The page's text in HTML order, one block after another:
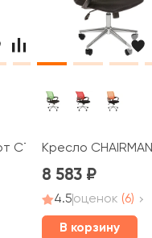
СТ-85Кресло
8 583
4.5оценок (6)
В корзину